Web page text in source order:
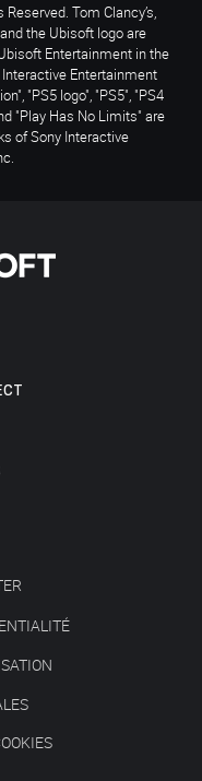
Tom Clancy’s,
the Ubisoft logo are
Entertainment in the
Entertainment
"PS5 logo", "PS5", "PS4
"Play Has No Limits" are
of Sony Interactive